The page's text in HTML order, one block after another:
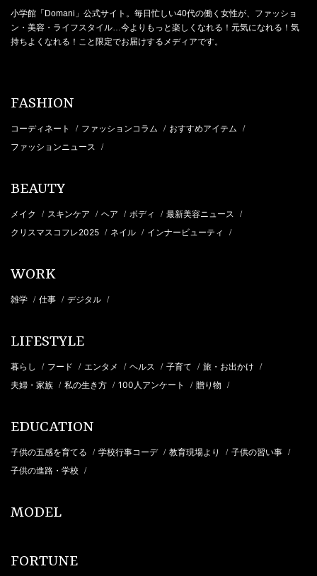
小学館「Domani」公式サイト。毎日忙しい40代の働く女性が、ファッショ
ン・美容・ライフスタイル…今よりもっと楽しくなれる！元気になれる！気
持ちよくなれる！こと限定でお届けするメディアです。
FASHION
コーディネート / ファッションコラム / おすすめアイテム /
ファッションニュース /
BEAUTY
メイク / スキンケア / ヘア / ボディ / 最新美容ニュース /
クリスマスコフレ2025 / ネイル / インナービューティ /
WORK
雑学 / 仕事 / デジタル /
LIFESTYLE
暮らし / フード / エンタメ / ヘルス / 子育て / 旅・お出かけ /
夫婦・家族 / 私の生き方 / 100人アンケート / 贈り物 /
EDUCATION
子供の五感を育てる / 学校行事コーデ / 教育現場より / 子供の習い事 /
子供の進路・学校 /
MODEL
FORTUNE